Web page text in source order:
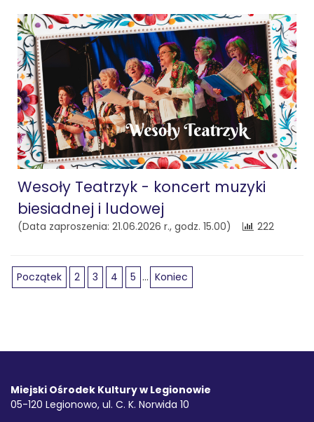
Wesoły Teatrzyk - koncert muzyki
biesiadnej i ludowej
(Data zaproszenia: 21.06.2026 r., godz. 15.00) 222
Początek 2 3 4 5 ... Koniec
Miejski Ośrodek Kultury w Legionowie
05-120 Legionowo, ul. C. K. Norwida 10